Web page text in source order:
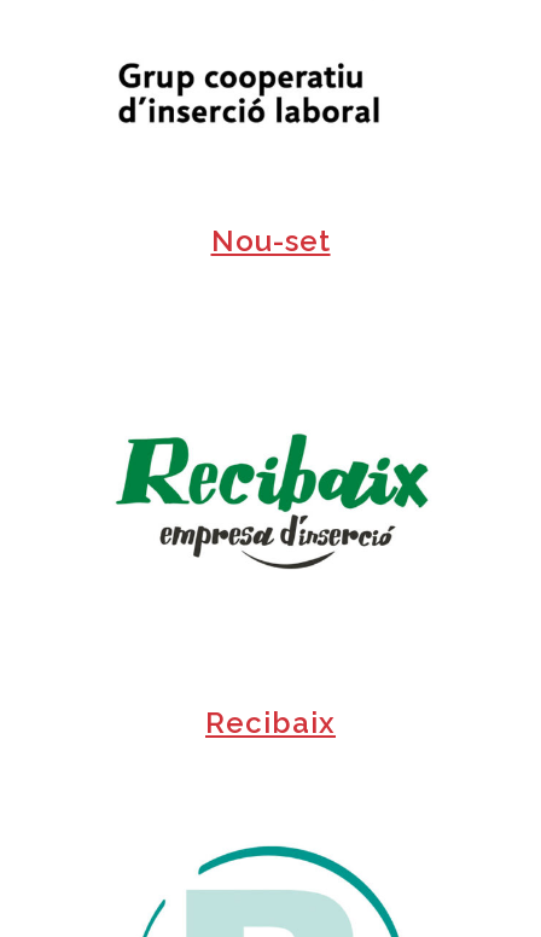
+
Nou-set
+
Recibaix